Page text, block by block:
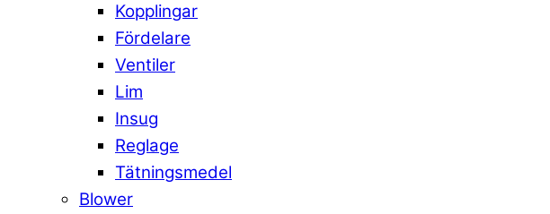
Kopplingar
Fördelare
Ventiler
Lim
Insug
Reglage
Tätningsmedel
Blower